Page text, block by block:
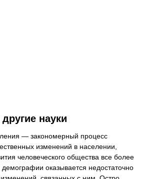
науки
— закономерный процесс
изменений в населении,
человеческого общества все более
оказывается недостаточно